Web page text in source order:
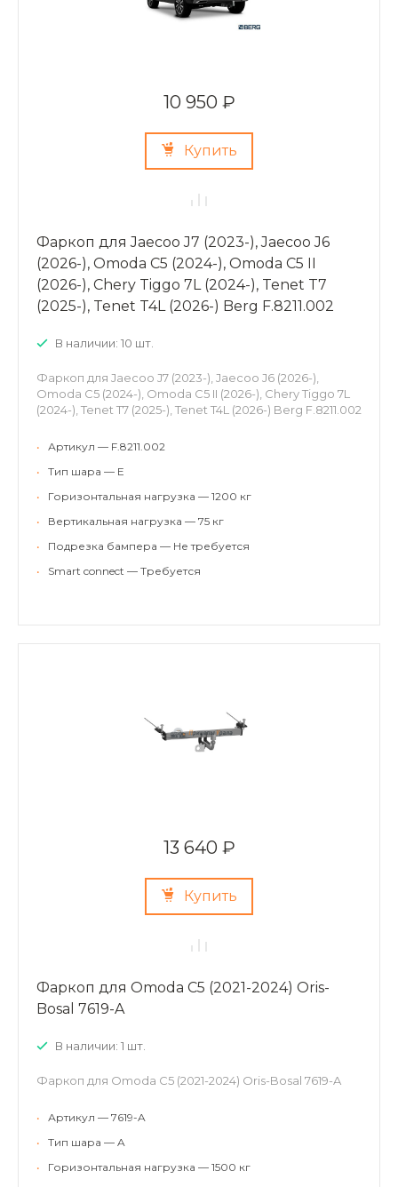
10 950 ₽
Купить
Фаркоп для Jaecoo J7 (2023-), Jaecoo J6
(2026-), Omoda C5 (2024-), Omoda C5 II
(2026-), Chery Tiggo 7L (2024-), Tenet T7
(2025-), Tenet T4L (2026-) Berg F.8211.002
В наличии: 10 шт.
Фаркоп для Jaecoo J7 (2023-), Jaecoo J6 (2026-),
Omoda C5 (2024-), Omoda C5 II (2026-), Chery Tiggo 7L
(2024-), Tenet T7 (2025-), Tenet T4L (2026-) Berg F.8211.002
•
Артикул — F.8211.002
•
Тип шара — E
•
Горизонтальная нагрузка — 1200 кг
•
Вертикальная нагрузка — 75 кг
•
Подрезка бампера — Не требуется
•
Smart connect — Требуется
13 640 ₽
Купить
Фаркоп для Omoda C5 (2021-2024) Oris-
Bosal 7619-A
В наличии: 1 шт.
Фаркоп для Omoda C5 (2021-2024) Oris-Bosal 7619-A
•
Артикул — 7619-A
•
Тип шара — A
•
Горизонтальная нагрузка — 1500 кг